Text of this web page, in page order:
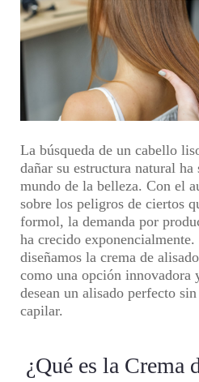
La búsqueda de un cabello
dañar su estructura natural
mundo de la belleza. Con el
sobre los peligros de ciertos
formol, la demanda por
ha crecido exponencialmente.
diseñamos la crema de
como una opción innovadora
desean un alisado perfecto
capilar.
¿Qué es la Crema